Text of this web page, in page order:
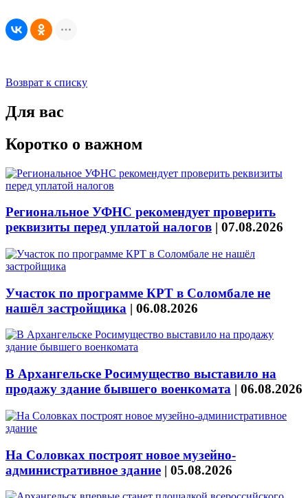
Возврат к списку
Для вас
Коротко о важном
Региональное УФНС рекомендует проверить
реквизиты перед уплатой налогов | 07.08.2026
Участок по программе КРТ в Соломбале не
нашёл застройщика | 06.08.2026
В Архангельске Росимущество выставило на
продажу здание бывшего военкомата | 06.08.2026
На Соловках построят новое музейно-
административное здание | 05.08.2026